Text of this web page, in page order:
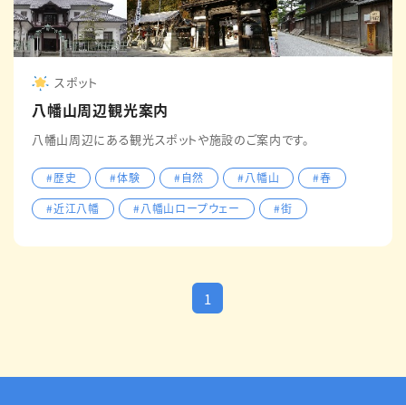
スポット
八幡山周辺観光案内
八幡山周辺にある観光スポットや施設のご案内です。
#歴史 #体験 #自然 #八幡山
#春
#近江八幡
#八幡山ロープウェー #街
1